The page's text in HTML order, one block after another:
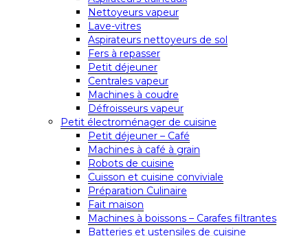
Nettoyeurs vapeur
Lave-vitres
Aspirateurs nettoyeurs de sol
Fers à repasser
Petit déjeuner
Centrales vapeur
Machines à coudre
Défroisseurs vapeur
Petit électroménager de cuisine
Petit déjeuner – Café
Machines à café à grain
Robots de cuisine
Cuisson et cuisine conviviale
Préparation Culinaire
Fait maison
Machines à boissons – Carafes filtrantes
Batteries et ustensiles de cuisine